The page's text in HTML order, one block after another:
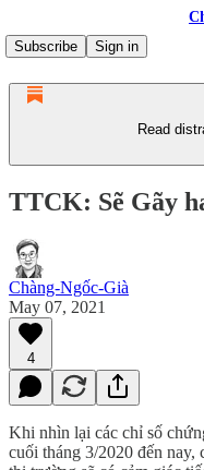
Subscribe
Sign in
Read
TTCK: Sẽ Gãy
Chàng-Ngốc-Già
May 07, 2021
4
Khi nhìn lại các chỉ số
cuối tháng 3/2020 đến nay,